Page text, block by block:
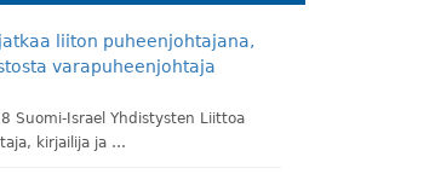
liiton puheenjohtajana,
varapuheenjohtaja
Suomi-Israel Yhdistysten Liittoa
kirjailija ja …